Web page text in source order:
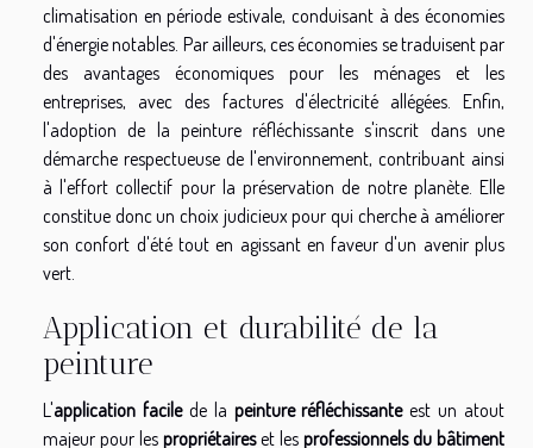
climatisation en période estivale, conduisant à des économies
d'énergie notables. Par ailleurs, ces économies se traduisent par
des avantages économiques pour les ménages et les
entreprises, avec des factures d'électricité allégées. Enfin,
l'adoption de la peinture réfléchissante s'inscrit dans une
démarche respectueuse de l'environnement, contribuant ainsi
à l'effort collectif pour la préservation de notre planète. Elle
constitue donc un choix judicieux pour qui cherche à améliorer
son confort d'été tout en agissant en faveur d'un avenir plus
vert.
Application et durabilité de la
peinture
L'application facilede la peinture réfléchissanteest un atout
majeur pour les propriétaireset les professionnels du bâtiment